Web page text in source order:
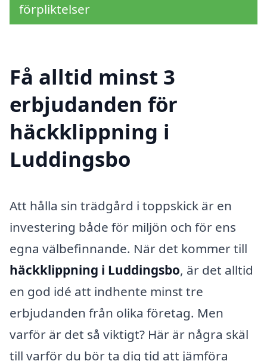
förpliktelser
Få alltid minst 3
erbjudanden för
häckklippning i
Luddingsbo
Att hålla sin trädgård i toppskick är en
investering både för miljön och för ens
egna välbefinnande. När det kommer till
häckklippning i Luddingsbo, är det alltid
en god idé att indhente minst tre
erbjudanden från olika företag. Men
varför är det så viktigt? Här är några skäl
till varför du bör ta dig tid att jämföra